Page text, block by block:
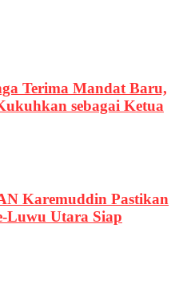
Terima Mandat Baru,
sebagai Ketua
Karemuddin Pastikan
Luwu Utara Siap